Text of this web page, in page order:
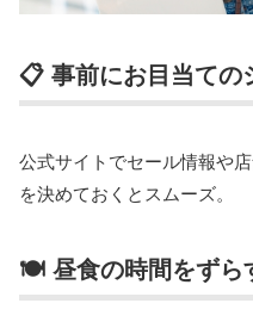
📋 事前にお目当ての
公式サイトでセール情報や
を決めておくとスムーズ。
🍽️ 昼食の時間をずら